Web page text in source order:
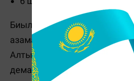
Биыл шілдеде бес күн жұмыс
азаматтар 9 күн демалып, 22
Алты күн жұмыс істейтін ел
демалыс күні және 26 жұмыс